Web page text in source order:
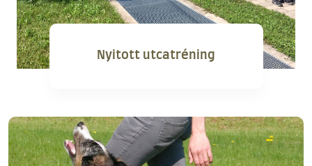
Nyitott utcatréning